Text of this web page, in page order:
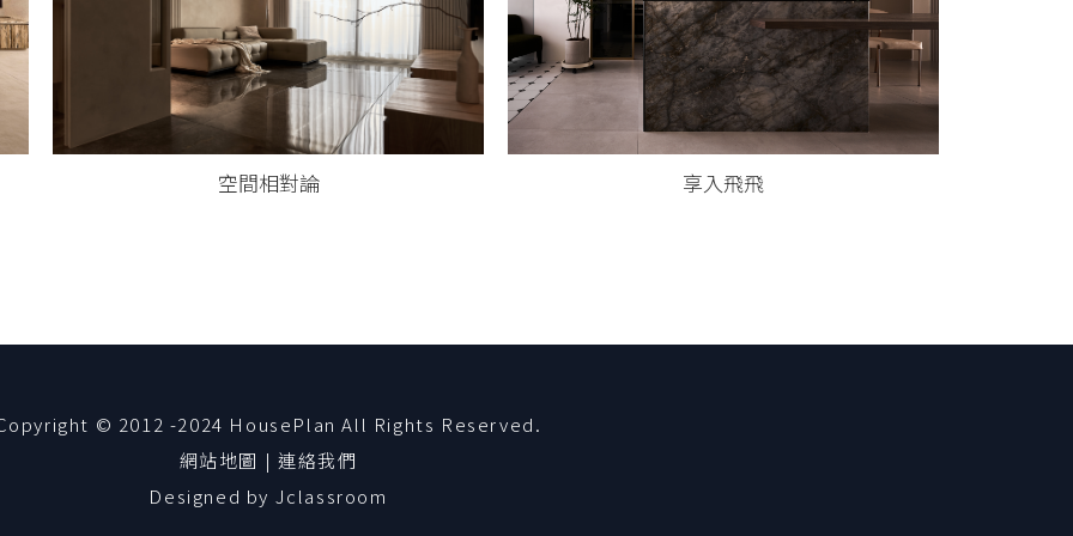
空間相對論 享入飛飛
© 2012 -2024 HousePlan All Rights Reserved.
網站地圖 | 連絡我們
Designed by Jclassroom